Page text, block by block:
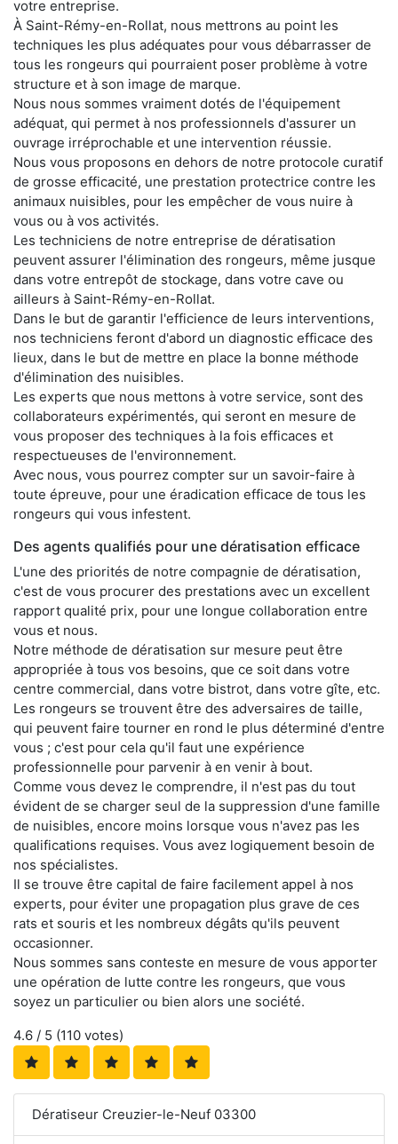
votre entreprise.
À Saint-Rémy-en-Rollat, nous mettrons au point les
techniques les plus adéquates pour vous débarrasser de
tous les rongeurs qui pourraient poser problème à votre
structure et à son image de marque.
Nous nous sommes vraiment dotés de l'équipement
adéquat, qui permet à nos professionnels d'assurer un
ouvrage irréprochable et une intervention réussie.
Nous vous proposons en dehors de notre protocole curatif
de grosse efficacité, une prestation protectrice contre les
animaux nuisibles, pour les empêcher de vous nuire à
vous ou à vos activités.
Les techniciens de notre entreprise de dératisation
peuvent assurer l'élimination des rongeurs, même jusque
dans votre entrepôt de stockage, dans votre cave ou
ailleurs à Saint-Rémy-en-Rollat.
Dans le but de garantir l'efficience de leurs interventions,
nos techniciens feront d'abord un diagnostic efficace des
lieux, dans le but de mettre en place la bonne méthode
d'élimination des nuisibles.
Les experts que nous mettons à votre service, sont des
collaborateurs expérimentés, qui seront en mesure de
vous proposer des techniques à la fois efficaces et
respectueuses de l'environnement.
Avec nous, vous pourrez compter sur un savoir-faire à
toute épreuve, pour une éradication efficace de tous les
rongeurs qui vous infestent.
Des agents qualifiés pour une dératisation efficace
L'une des priorités de notre compagnie de dératisation,
c'est de vous procurer des prestations avec un excellent
rapport qualité prix, pour une longue collaboration entre
vous et nous.
Notre méthode de dératisation sur mesure peut être
appropriée à tous vos besoins, que ce soit dans votre
centre commercial, dans votre bistrot, dans votre gîte, etc.
Les rongeurs se trouvent être des adversaires de taille,
qui peuvent faire tourner en rond le plus déterminé d'entre
vous ; c'est pour cela qu'il faut une expérience
professionnelle pour parvenir à en venir à bout.
Comme vous devez le comprendre, il n'est pas du tout
évident de se charger seul de la suppression d'une famille
de nuisibles, encore moins lorsque vous n'avez pas les
qualifications requises. Vous avez logiquement besoin de
nos spécialistes.
Il se trouve être capital de faire facilement appel à nos
experts, pour éviter une propagation plus grave de ces
rats et souris et les nombreux dégâts qu'ils peuvent
occasionner.
Nous sommes sans conteste en mesure de vous apporter
une opération de lutte contre les rongeurs, que vous
soyez un particulier ou bien alors une société.
4.6 / 5 (110 votes)
Dératiseur Creuzier-le-Neuf 03300